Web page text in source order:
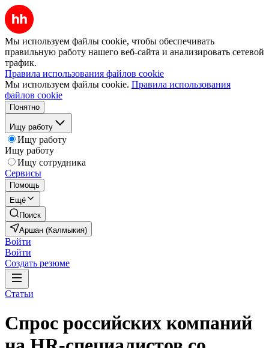
Мы используем файлы cookie, чтобы обеспечивать
правильную работу нашего веб-сайта и анализировать сетевой
трафик.
Правила использования файлов cookie
Мы используем файлы cookie. Правила использования
файлов cookie
Понятно
Ищу работу
Ищу работу
Ищу работу
Ищу сотрудника
Сервисы
Помощь
Ещё
Поиск
Аршан (Калмыкия)
Войти
Войти
Создать резюме
Статьи
Спрос российских компаний